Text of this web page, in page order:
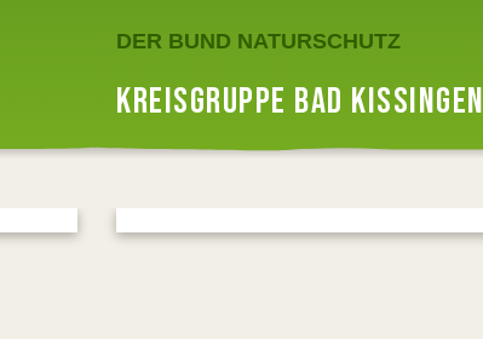
DER BUND NATURSCHUTZ
KREISGRUPPE BAD KISSINGEN